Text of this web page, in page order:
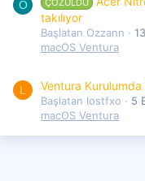
O ÇÖZÜLDÜ
takılıyor
Başlatan Ozzann
macOS Ventura
L Ventura
Başlatan lostfxo 5
macOS Ventura